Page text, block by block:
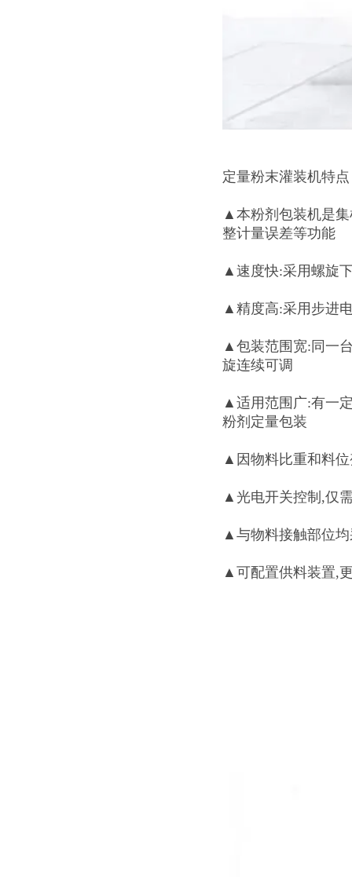
定量粉末灌装机特
▲本粉剂包装机是集
整计量误差等功能
▲速度快:采用螺旋
▲精度高:采用步进
▲包装范围宽:同一
旋连续可调
▲适用范围广:有一
粉剂定量包装
▲因物料比重和料
▲光电开关控制,仅
▲与物料接触部位
▲可配置供料装置,